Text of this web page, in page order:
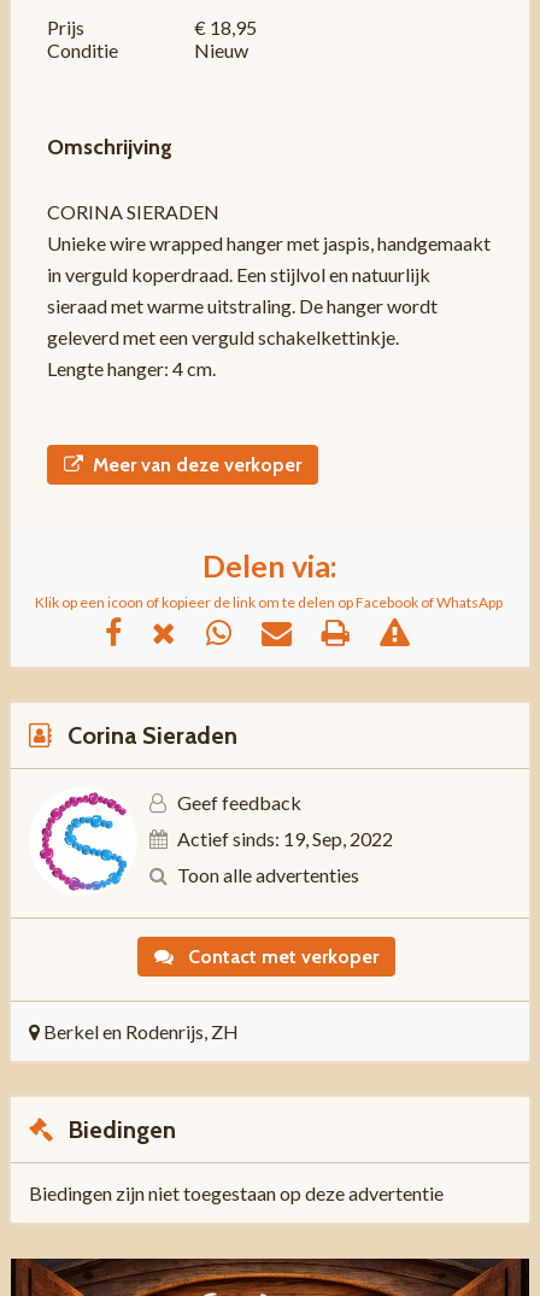
Prijs
€ 18,95
Conditie
Nieuw
Omschrijving
CORINA SIERADEN
Unieke wire wrapped hanger met jaspis, handgemaakt
in verguld koperdraad. Een stijlvol en natuurlijk
sieraad met warme uitstraling. De hanger wordt
geleverd met een verguld schakelkettinkje.
Lengte hanger: 4 cm.
Meer van deze verkoper
Delen via:
Klik op een icoon of kopieer de link om te delen op Facebook of WhatsApp
Corina Sieraden
Geef feedback
Actief sinds: 19, Sep, 2022
Toon alle advertenties
Contact met verkoper
Berkel en Rodenrijs, ZH
Biedingen
Biedingen zijn niet toegestaan op deze advertentie